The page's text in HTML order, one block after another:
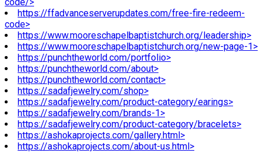
code/>
https://ffadvanceserverupdates.com/free-fire-redeem-
code>
https://www.mooreschapelbaptistchurch.org/leadership>
https://www.mooreschapelbaptistchurch.org/new-page-1>
https://punchtheworld.com/portfolio>
https://punchtheworld.com/about>
https://punchtheworld.com/contact>
https://sadafjewelry.com/shop>
https://sadafjewelry.com/product-category/earings>
https://sadafjewelry.com/brands-1>
https://sadafjewelry.com/product-category/bracelets>
https://ashokaprojects.com/gallery.html>
https://ashokaprojects.com/about-us.html>